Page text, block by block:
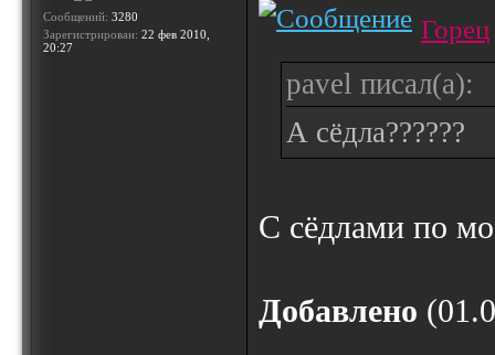
Сообщений: 3280
Зарегистрирован: 22 фев 2010,
20:27
Горец
pavel писал(а):
А сёдла??????
С сёдлами по
Добавлено